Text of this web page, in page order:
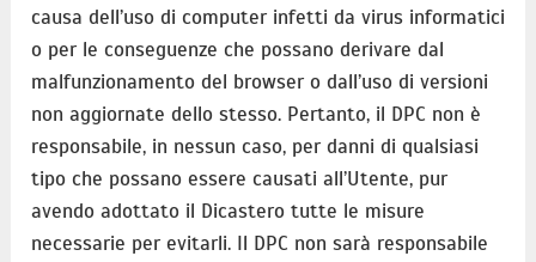
causa dell’uso di computer infetti da virus informatici
o per le conseguenze che possano derivare dal
malfunzionamento del browser o dall’uso di versioni
non aggiornate dello stesso. Pertanto, il DPC non è
responsabile, in nessun caso, per danni di qualsiasi
tipo che possano essere causati all’Utente, pur
avendo adottato il Dicastero tutte le misure
necessarie per evitarli. Il DPC non sarà responsabile